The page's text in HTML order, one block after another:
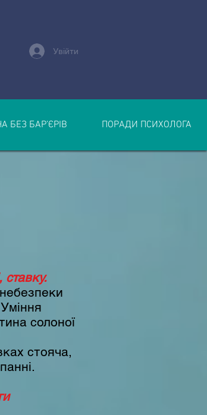
Увійти
БЕЗ БАР’ЄРІВ ПОРАДИ ПСИХОЛОГА
солоної
стояча,